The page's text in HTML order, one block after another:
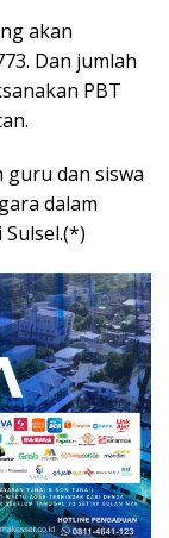
akan
Dan jumlah
PBT
guru dan siswa
dalam